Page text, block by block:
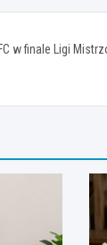
w finale Ligi